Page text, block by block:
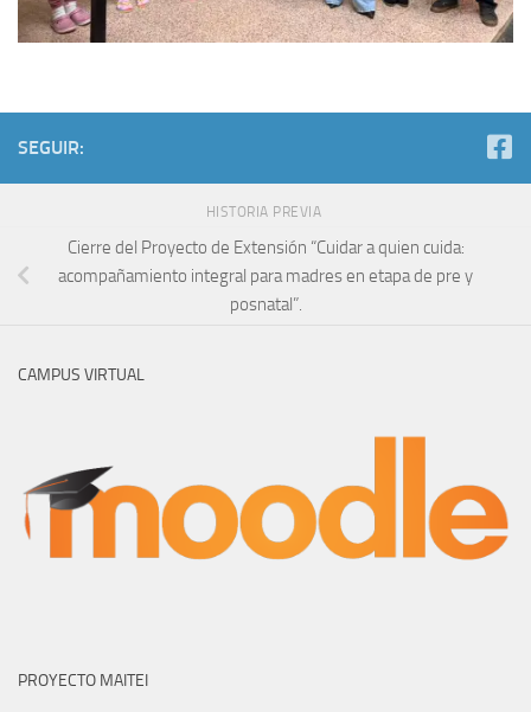
SEGUIR:
HISTORIA PREVIA
Cierre del Proyecto de Extensión “Cuidar a quien cuida:
acompañamiento integral para madres en etapa de pre y
posnatal”.
CAMPUS VIRTUAL
PROYECTO MAITEI